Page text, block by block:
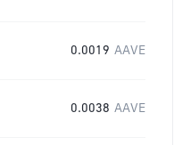
0.0019 AAVE
0.0038 AAVE